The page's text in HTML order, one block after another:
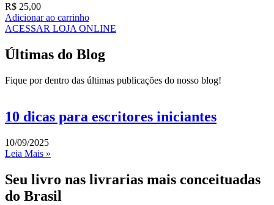
R$ 25,00
Adicionar ao carrinho
ACESSAR LOJA ONLINE
Últimas do Blog
Fique por dentro das últimas publicações do nosso blog!
10 dicas para escritores iniciantes
10/09/2025
Leia Mais »
Seu livro nas livrarias mais conceituadas
do Brasil